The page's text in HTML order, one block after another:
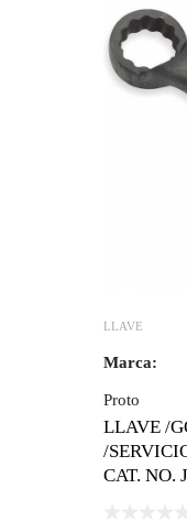
LLAVE
Marca:
Proto
LLAVE /
/
CAT. NO.